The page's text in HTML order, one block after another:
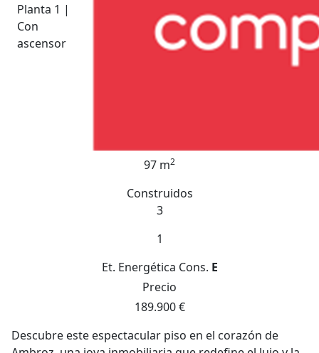
Planta 1 |
Con
ascensor
97 m2
Construidos
3
1
Et. Energética Cons. E
Precio
189.900 €
Descubre este espectacular piso en el corazón de